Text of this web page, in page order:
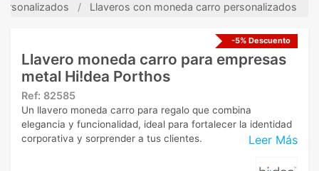
Llaveros con moneda carro personalizados
-5% Descuento
Llavero moneda carro para empresas
metal Hi!dea Porthos
Ref: 82585
Leer Más
Un llavero moneda carro para regalo que combina
elegancia y funcionalidad, ideal para fortalecer la identidad
corporativa y sorprender a tus clientes.